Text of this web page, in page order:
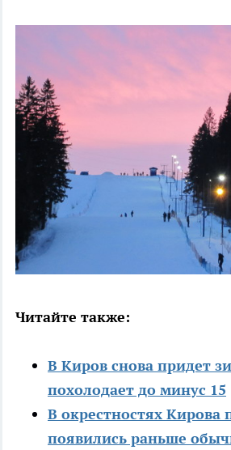
Читайте также:
В Киров снова придет
похолодает до минус 15
В окрестностях Кирова
появились раньше